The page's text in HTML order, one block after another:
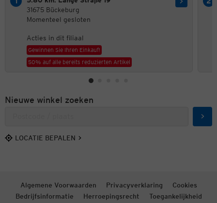
31675 Bückeburg
Momenteel gesloten
Acties in dit filiaal
Gewinnen Sie Ihren Einkauf!
50% auf alle bereits reduzierten Artikel
Nieuwe winkel zoeken
LOCATIE BEPALEN
Algemene Voorwaarden Privacyverklaring
Cookies
Bedrijfsinformatie
Herroepingsrecht Toegankelijkheid